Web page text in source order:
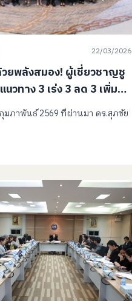
22/03/2026
ยพลังสมอง! ผู้เชี่ยวชาญชู
นวทาง 3 เร่ง 3 ลด 3 เพิ่ม
เด็กปฐมวัย
มภาพันธ์ 2569 ที่ผ่านมา ดร.สุภชัย